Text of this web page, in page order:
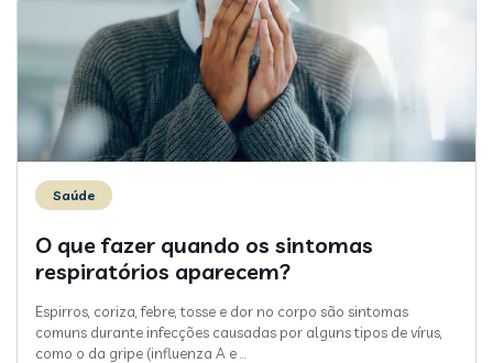
Saúde
O que fazer quando os sintomas
respiratórios aparecem?
Espirros, coriza, febre, tosse e dor no corpo são sintomas
comuns durante infecções causadas por alguns tipos de vírus,
como o da gripe (influenza A e